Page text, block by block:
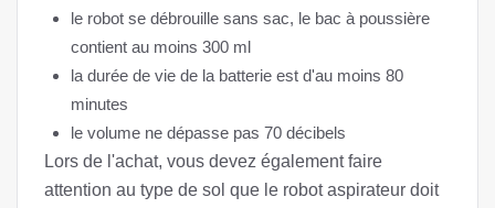
le robot se débrouille sans sac, le bac à poussière
contient au moins 300 ml
la durée de vie de la batterie est d'au moins 80
minutes
le volume ne dépasse pas 70 décibels
Lors de l'achat, vous devez également faire
attention au type de sol que le robot aspirateur doit